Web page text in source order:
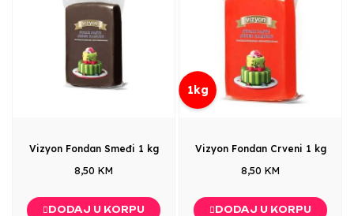
Vizyon Fondan Smeđi 1 kg
8,50 KM
DODAJ U KORPU
1kg
Vizyon Fondan Crveni 1 kg
8,50 KM
DODAJ U KORPU